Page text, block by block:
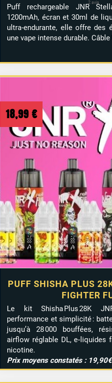
Puff rechargeable JNR
1200mAh, écran et 30ml de
ultra-endurante, elle offre des
une vape intense durable.
PUFF SHISHA PLUS
FIGHTER
18,99 €
Le kit Shisha Plus 28K
performance et simplicité :
jusqu’à 28 000 bouffées,
airflow réglable DL, e‑liquides
nicotine.
Prix moyens constatés : 19,90€